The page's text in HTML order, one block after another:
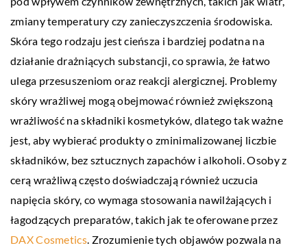
zmiany temperatury czy zanieczyszczenia środowiska.
Skóra tego rodzaju jest cieńsza i bardziej podatna na
działanie drażniących substancji, co sprawia, że łatwo
ulega przesuszeniom oraz reakcji alergicznej. Problemy
skóry wrażliwej mogą obejmować również zwiększoną
wrażliwość na składniki kosmetyków, dlatego tak ważne
jest, aby wybierać produkty o zminimalizowanej liczbie
składników, bez sztucznych zapachów i alkoholi. Osoby z
cerą wrażliwą często doświadczają również uczucia
napięcia skóry, co wymaga stosowania nawilżających i
łagodzących preparatów, takich jak te oferowane przez
DAX Cosmetics. Zrozumienie tych objawów pozwala na